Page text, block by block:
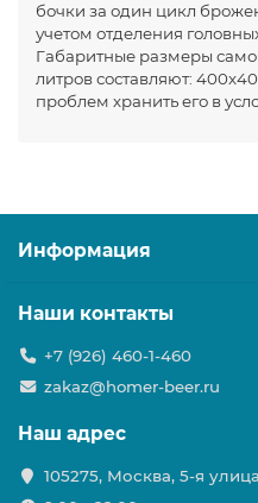
бочки за один цикл
учетом отделения
Габаритные размеры
литров составляют:
проблем хранить его в
Информация
Наши контакты
+7 (926) 460-1-460
zakaz@homer-beer.ru
Наш адрес
105275, Москва, 5-я